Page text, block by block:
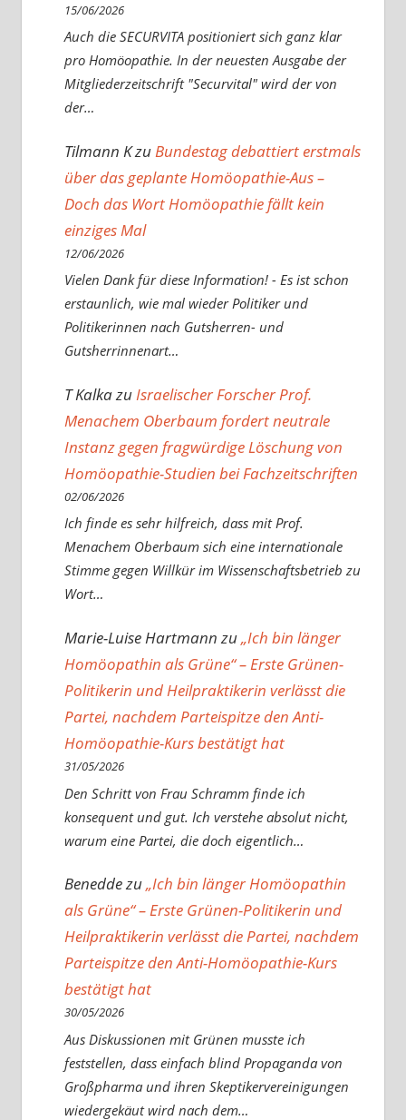
15/06/2026
Auch die SECURVITA positioniert sich ganz klar
pro Homöopathie. In der neuesten Ausgabe der
Mitgliederzeitschrift "Securvital" wird der von
der…
Tilmann KzuBundestag debattiert erstmals
über das geplante Homöopathie-Aus –
Doch das Wort Homöopathie fällt kein
einziges Mal
12/06/2026
Vielen Dank für diese Information! - Es ist schon
erstaunlich, wie mal wieder Politiker und
Politikerinnen nach Gutsherren- und
Gutsherrinnenart…
T KalkazuIsraelischer Forscher Prof.
Menachem Oberbaum fordert neutrale
Instanz gegen fragwürdige Löschung von
Homöopathie-Studien bei Fachzeitschriften
02/06/2026
Ich finde es sehr hilfreich, dass mit Prof.
Menachem Oberbaum sich eine internationale
Stimme gegen Willkür im Wissenschaftsbetrieb zu
Wort…
Marie-Luise Hartmannzu„Ich bin länger
Homöopathin als Grüne“ – Erste Grünen-
Politikerin und Heilpraktikerin verlässt die
Partei, nachdem Parteispitze den Anti-
Homöopathie-Kurs bestätigt hat
31/05/2026
Den Schritt von Frau Schramm finde ich
konsequent und gut. Ich verstehe absolut nicht,
warum eine Partei, die doch eigentlich…
Beneddezu„Ich bin länger Homöopathin
als Grüne“ – Erste Grünen-Politikerin und
Heilpraktikerin verlässt die Partei, nachdem
Parteispitze den Anti-Homöopathie-Kurs
bestätigt hat
30/05/2026
Aus Diskussionen mit Grünen musste ich
feststellen, dass einfach blind Propaganda von
Großpharma und ihren Skeptikervereinigungen
wiedergekäut wird nach dem…